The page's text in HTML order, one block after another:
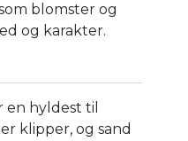
blomster og
og karakter.
en hyldest til
klipper, og sand